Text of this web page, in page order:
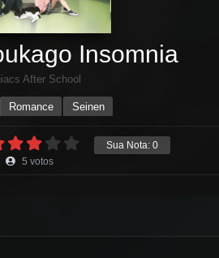
Insomnia
After School
Romance Seinen
Sua Nota: 0
5 votos